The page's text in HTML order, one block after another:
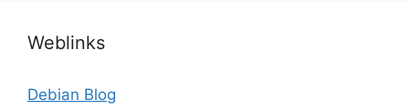
Weblinks
Debian Blog